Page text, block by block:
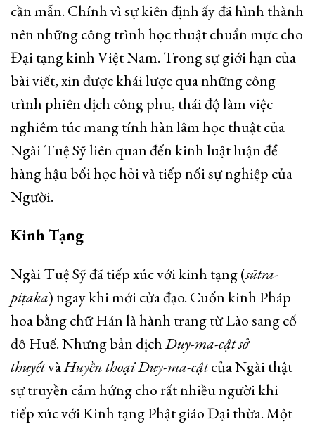
cần mẫn. Chính vì sự kiên định ấy đã hình thành
nên những công trình học thuật chuẩn mực cho
Đại tạng kinh Việt Nam. Trong sự giới hạn của
bài viết, xin được khái lược qua những công
trình phiên dịch công phu, thái độ làm việc
nghiêm túc mang tính hàn lâm học thuật của
Ngài Tuệ Sỹ liên quan đến kinh luật luận để
hàng hậu bối học hỏi và tiếp nối sự nghiệp của
Người.
Kinh Tạng
Ngài Tuệ Sỹ đã tiếp xúc với kinh tạng (sūtra-
piṭaka) ngay khi mới cửa đạo. Cuốn kinh Pháp
hoa bằng chữ Hán là hành trang từ Lào sang cố
đô Huế. Nhưng bản dịchDuy-ma-cật sở
thuyếtvàHuyền thoại Duy-ma-cậtcủa Ngài thật
sự truyền cảm hứng cho rất nhiều người khi
tiếp xúc với Kinh tạng Phật giáo Đại thừa. Một